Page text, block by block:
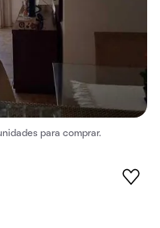
para comprar.